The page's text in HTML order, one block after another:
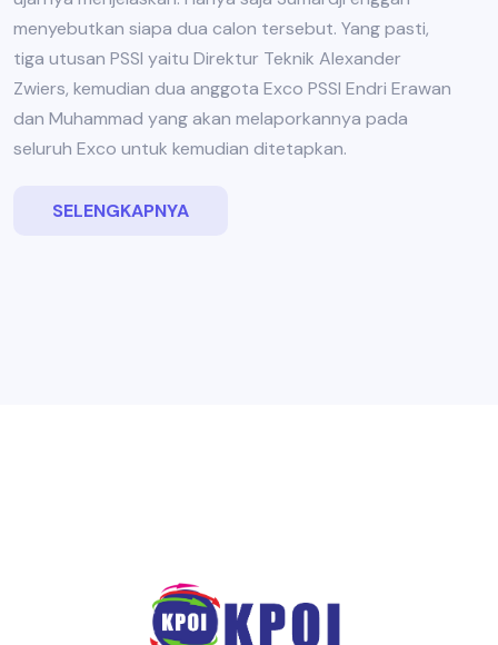
menyebutkan siapa dua calon tersebut. Yang pasti,
tiga utusan PSSI yaitu Direktur Teknik Alexander
Zwiers, kemudian dua anggota Exco PSSI Endri Erawan
dan Muhammad yang akan melaporkannya pada
seluruh Exco untuk kemudian ditetapkan.
SELENGKAPNYA